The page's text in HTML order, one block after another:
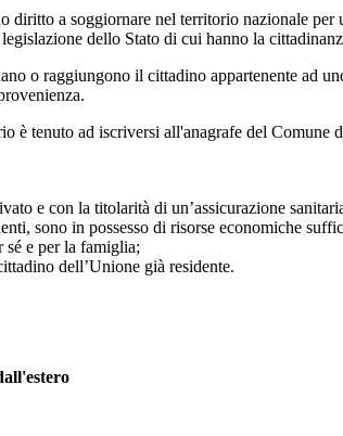
a soggiornare nel territorio nazionale per
dello Stato di cui hanno la
o raggiungono il cittadino appartenente ad
è tenuto ad iscriversi all'anagrafe del
e con la titolarità di un’assicurazione
sono in possesso di risorse economiche
sé e per la famiglia;
dell’Unione già residente.